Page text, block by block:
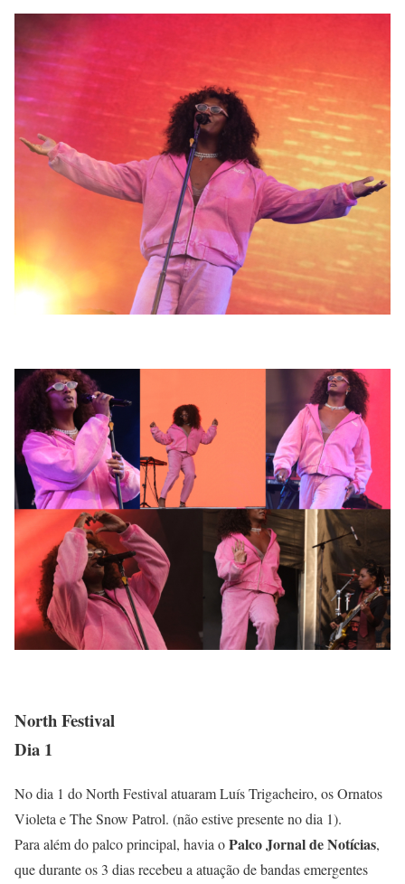
North Festival
Dia 1
No dia 1 do North Festival atuaram Luís Trigacheiro, os Ornatos
Violeta e The Snow Patrol. (não estive presente no dia 1).
Para além do palco principal, havia oPalco Jornal de Notícias,
que durante os 3 dias recebeu a atuação de bandas emergentes